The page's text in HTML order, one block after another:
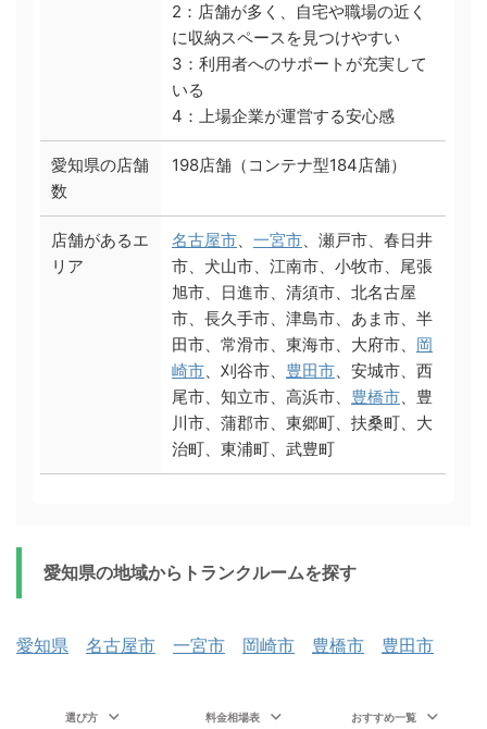
2：店舗が多く、自宅や職場の近く
に収納スペースを見つけやすい
3：利用者へのサポートが充実して
いる
4：上場企業が運営する安心感
愛知県の店舗
数
198店舗（コンテナ型184店舗）
店舗があるエ
リア
名古屋市、一宮市、瀬戸市、春日井
市、犬山市、江南市、小牧市、尾張
旭市、日進市、清須市、北名古屋
市、長久手市、津島市、あま市、半
田市、常滑市、東海市、大府市、 岡
崎市、刈谷市、 豊田市、安城市、西
尾市、知立市、高浜市、 豊橋市、豊
川市、蒲郡市、東郷町、扶桑町、大
治町、東浦町、武豊町
愛知県の地域からトランクルームを探す
愛知県 名古屋市 一宮市 岡崎市 豊橋市 豊田市
選び方 料金相場表 おすすめ一覧